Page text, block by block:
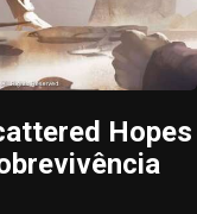
Hopes